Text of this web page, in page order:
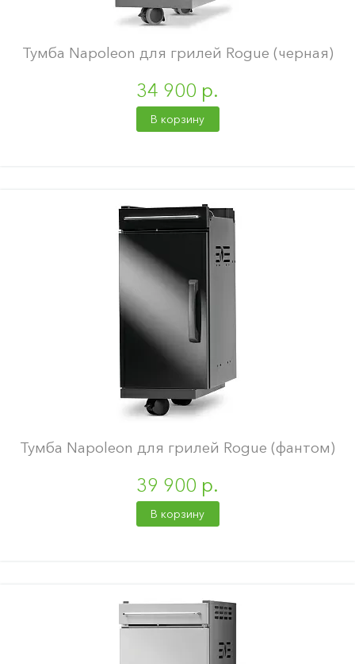
Тумба Napoleon для грилей Rogue (черная)
34 900 р.
В корзину
Тумба Napoleon для грилей Rogue (фантом)
39 900 р.
В корзину